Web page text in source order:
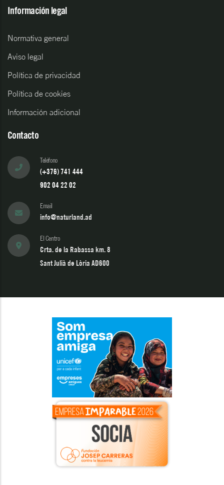
Información legal
Normativa general
Aviso legal
Política de privacidad
Política de cookies
Información adicional
Contacto
Teléfono
(+376) 741 444
902 04 22 02
Email
info@naturland.ad
El Centro
Crta. de la Rabassa km. 8
Sant Julià de Lòria AD600